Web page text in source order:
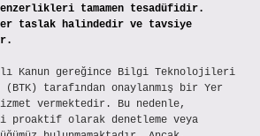
tamamen tesadüfidir.
taslak halindedir ve tavsiye
Kanun gereğince Bilgi Teknolojileri
tarafından onaylanmış bir Yer
vermektedir. Bu nedenle,
olarak denetleme veya